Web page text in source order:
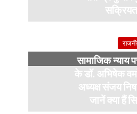
सामाजिक न्याय
के डॉ. अभिषेक
अध्यक्ष संजय
जानें क्या हैं